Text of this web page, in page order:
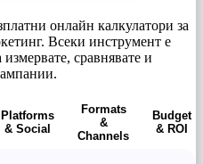
онлайн калкулатори за
Всеки инструмент е
сравнявате и
Platforms
& Social
Formats
&
Channels
Budget
& ROI